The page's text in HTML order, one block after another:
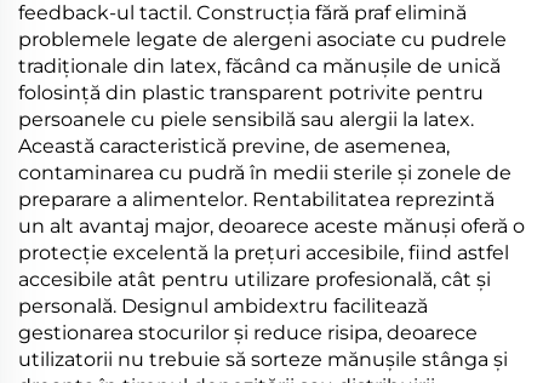
feedback-ul tactil. Construcția fără praf elimină
problemele legate de alergeni asociate cu pudrele
tradiționale din latex, făcând ca mănușile de unică
folosință din plastic transparent potrivite pentru
persoanele cu piele sensibilă sau alergii la latex.
Această caracteristică previne, de asemenea,
contaminarea cu pudră în medii sterile și zonele de
preparare a alimentelor. Rentabilitatea reprezintă
un alt avantaj major, deoarece aceste mănuși oferă o
protecție excelentă la prețuri accesibile, fiind astfel
accesibile atât pentru utilizare profesională, cât și
personală. Designul ambidextru facilitează
gestionarea stocurilor și reduce risipa, deoarece
utilizatorii nu trebuie să sorteze mănușile stânga și